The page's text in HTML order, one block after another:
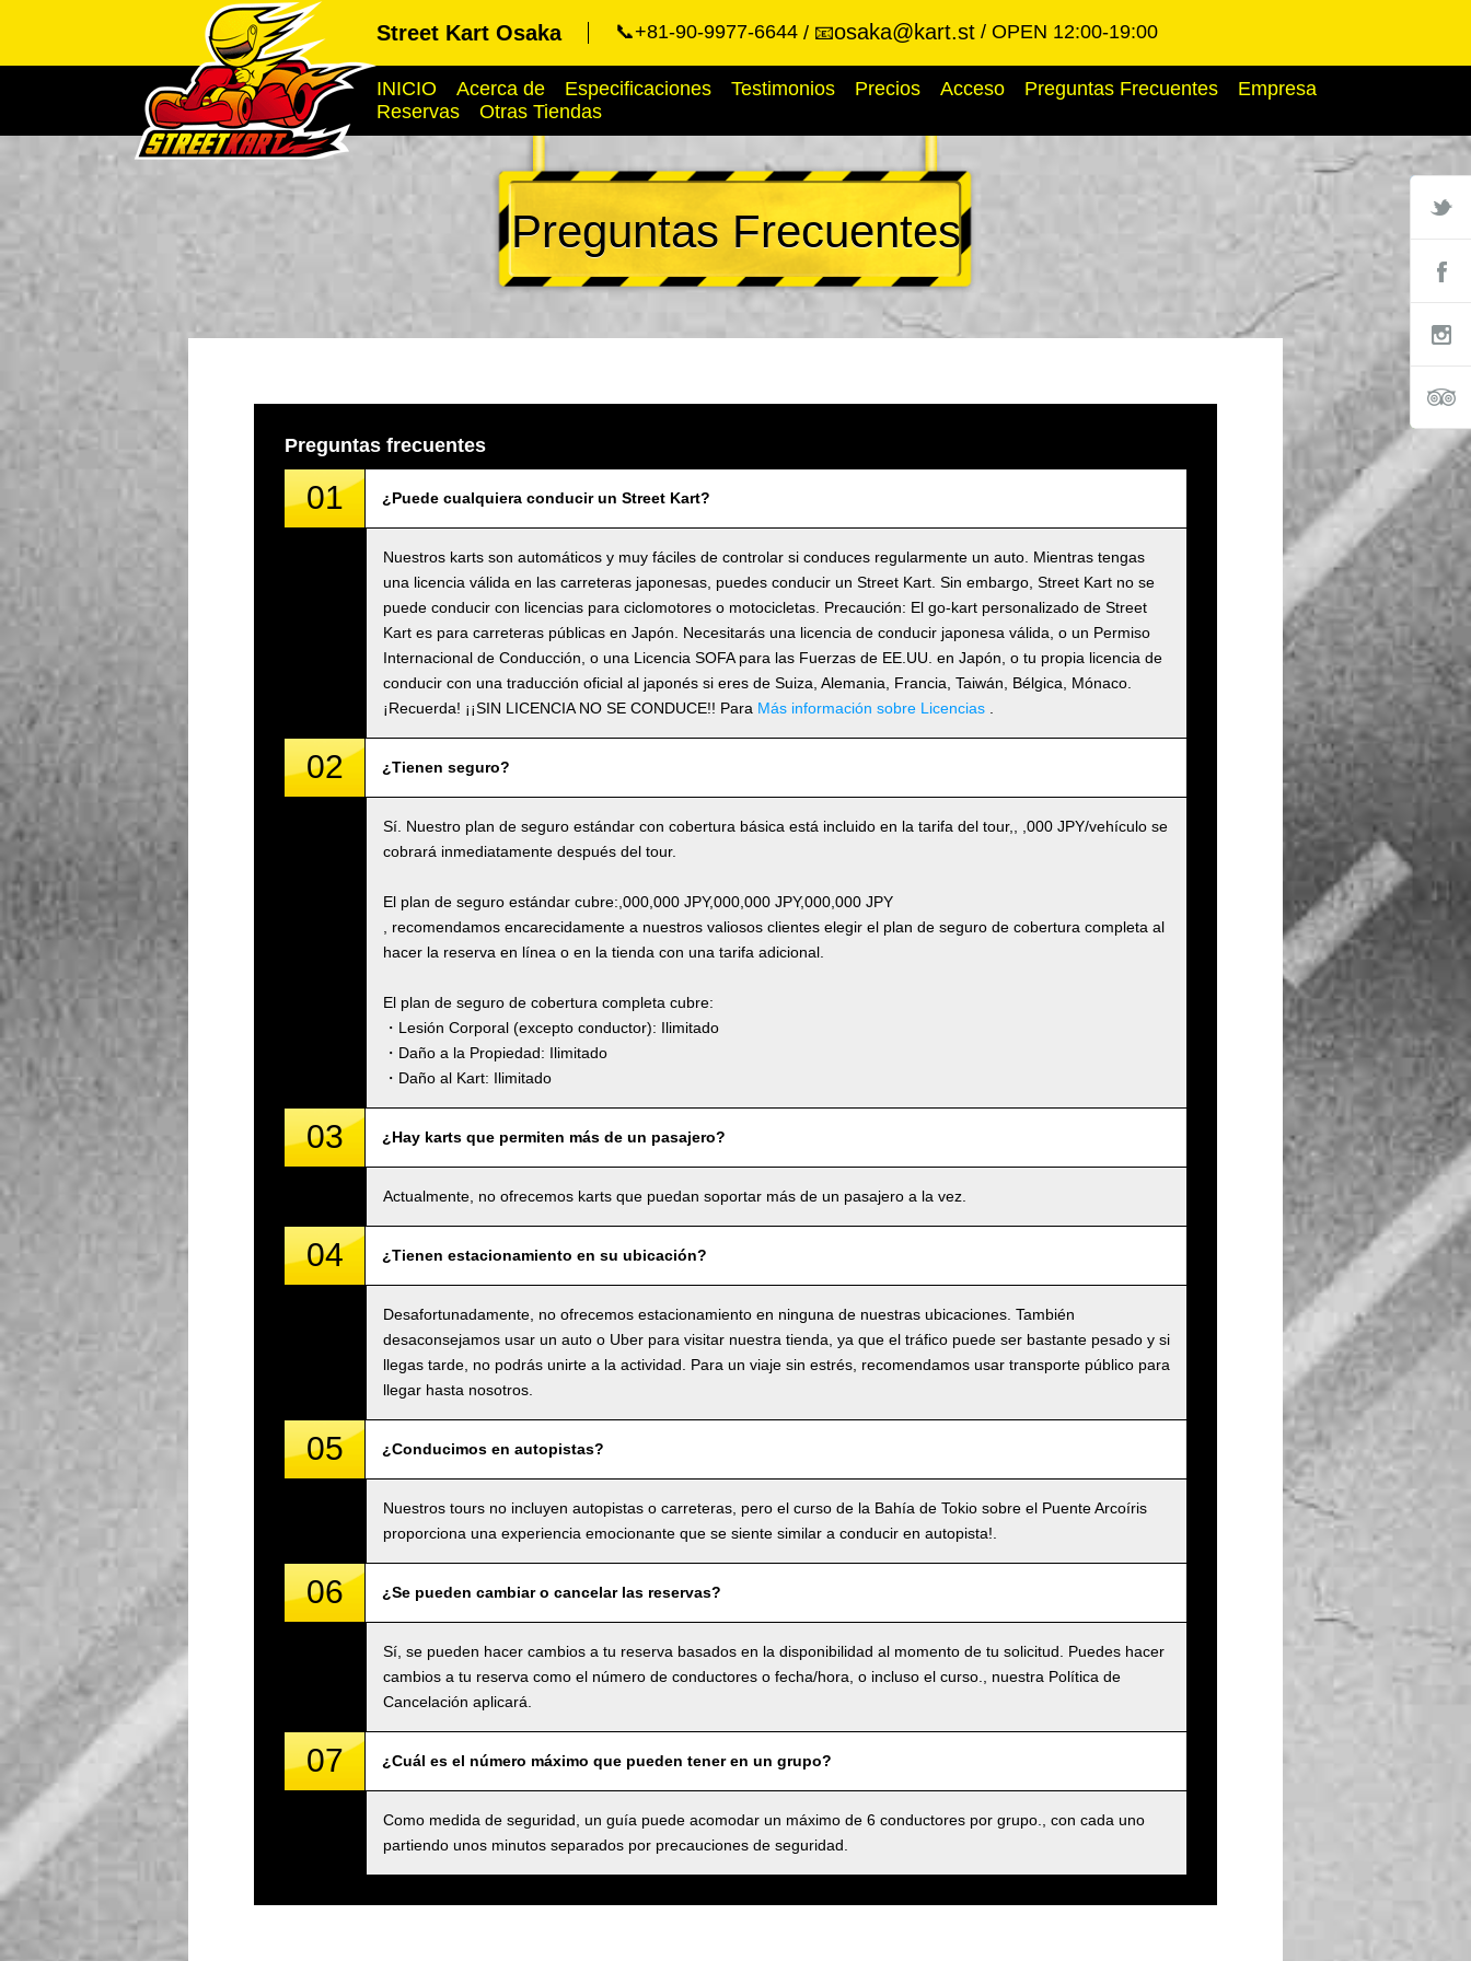
Street Kart Osaka 📞+81-90-9977-6644 📧osaka@kart.st OPEN 12:00-19:00
INICIO Acerca de Especificaciones Testimonios Precios Acceso Preguntas Frecuentes
Empresa
Reservas
Otras Tiendas
Preguntas Frecuentes
Preguntas frecuentes
01 ¿Puede cualquiera conducir un Street Kart?
Nuestros karts son automáticos y muy fáciles de controlar si conduces regularmente un auto. Mientras tengas
una licencia válida en las carreteras japonesas, puedes conducir un Street Kart. Sin embargo, Street Kart no se
puede conducir con licencias para ciclomotores o motocicletas. Precaución: El go-kart personalizado de Street
Kart es para carreteras públicas en Japón. Necesitarás una licencia de conducir japonesa válida, o un Permiso
Internacional de Conducción, o una Licencia SOFA para las Fuerzas de EE.UU. en Japón, o tu propia licencia de
conducir con una traducción oficial al japonés si eres de Suiza, Alemania, Francia, Taiwán, Bélgica, Mónaco.
¡Recuerda! ¡¡SIN LICENCIA NO SE CONDUCE!! Para Más información sobre Licencias
02 ¿Tienen seguro?
Sí. Nuestro plan de seguro estándar con cobertura básica está incluido en la tarifa del tour,, ,000 JPY/vehículo se
cobrará inmediatamente después del tour.
El plan de seguro estándar cubre:,000,000 JPY,000,000 JPY,000,000 JPY
, recomendamos encarecidamente a nuestros valiosos clientes elegir el plan de seguro de cobertura completa al
hacer la reserva en línea o en la tienda con una tarifa adicional.
El plan de seguro de cobertura completa cubre:
・Lesión Corporal (excepto conductor): Ilimitado
・Daño a la Propiedad: Ilimitado
・Daño al Kart: Ilimitado
03 ¿Hay karts que permiten más de un pasajero?
Actualmente, no ofrecemos karts que puedan soportar más de un pasajero a la vez.
04 ¿Tienen estacionamiento en su ubicación?
Desafortunadamente, no ofrecemos estacionamiento en ninguna de nuestras ubicaciones. También
desaconsejamos usar un auto o Uber para visitar nuestra tienda, ya que el tráfico puede ser bastante pesado y si
llegas tarde, no podrás unirte a la actividad. Para un viaje sin estrés, recomendamos usar transporte público para
llegar hasta nosotros.
05 ¿Conducimos en autopistas?
Nuestros tours no incluyen autopistas o carreteras, pero el curso de la Bahía de Tokio sobre el Puente Arcoíris
proporciona una experiencia emocionante que se siente similar a conducir en autopista!.
06 ¿Se pueden cambiar o cancelar las reservas?
Sí, se pueden hacer cambios a tu reserva basados en la disponibilidad al momento de tu solicitud. Puedes hacer
cambios a tu reserva como el número de conductores o fecha/hora, o incluso el curso., nuestra Política de
Cancelación aplicará.
07 ¿Cuál es el número máximo que pueden tener en un grupo?
Como medida de seguridad, un guía puede acomodar un máximo de 6 conductores por grupo., con cada uno
partiendo unos minutos separados por precauciones de seguridad.